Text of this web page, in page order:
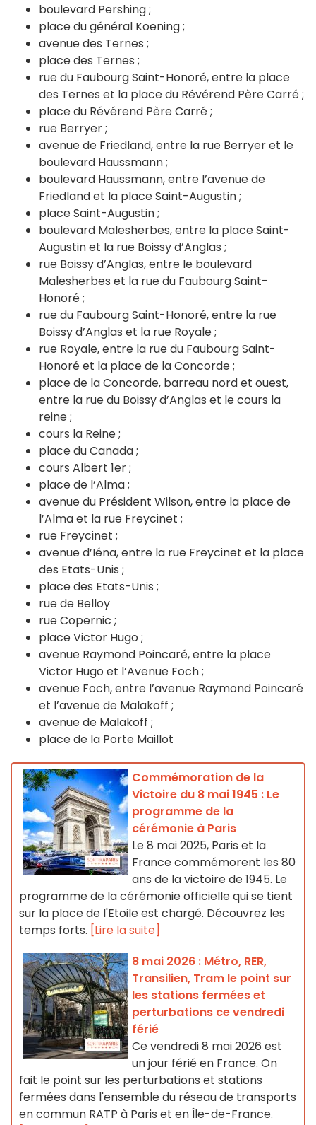
boulevard Pershing ;
place du général Koening ;
avenue des Ternes ;
place des Ternes ;
rue du Faubourg Saint-Honoré, entre la place
des Ternes et la place du Révérend Père Carré ;
place du Révérend Père Carré ;
rue Berryer ;
avenue de Friedland, entre la rue Berryer et le
boulevard Haussmann ;
boulevard Haussmann, entre l’avenue de
Friedland et la place Saint-Augustin ;
place Saint-Augustin ;
boulevard Malesherbes, entre la place Saint-
Augustin et la rue Boissy d’Anglas ;
rue Boissy d’Anglas, entre le boulevard
Malesherbes et la rue du Faubourg Saint-
Honoré ;
rue du Faubourg Saint-Honoré, entre la rue
Boissy d’Anglas et la rue Royale ;
rue Royale, entre la rue du Faubourg Saint-
Honoré et la place de la Concorde ;
place de la Concorde, barreau nord et ouest,
entre la rue du Boissy d’Anglas et le cours la
reine ;
cours la Reine ;
place du Canada ;
cours Albert 1er ;
place de l’Alma ;
avenue du Président Wilson, entre la place de
l’Alma et la rue Freycinet ;
rue Freycinet ;
avenue d’Iéna, entre la rue Freycinet et la place
des Etats-Unis ;
place des Etats-Unis ;
rue de Belloy
rue Copernic ;
place Victor Hugo ;
avenue Raymond Poincaré, entre la place
Victor Hugo et l’Avenue Foch ;
avenue Foch, entre l’avenue Raymond Poincaré
et l’avenue de Malakoff ;
avenue de Malakoff ;
place de la Porte Maillot
Commémoration de la
Victoire du 8 mai 1945 : Le
programme de la
cérémonie à Paris
Le 8 mai 2025, Paris et la
France commémorent les 80
ans de la victoire de 1945. Le
programme de la cérémonie officielle qui se tient
sur la place de l'Etoile est chargé. Découvrez les
temps forts. [Lire la suite]
8 mai 2026 : Métro, RER,
Transilien, Tram le point sur
les stations fermées et
perturbations ce vendredi
férié
Ce vendredi 8 mai 2026 est
un jour férié en France. On
fait le point sur les perturbations et stations
fermées dans l'ensemble du réseau de transports
en commun RATP à Paris et en Île-de-France.